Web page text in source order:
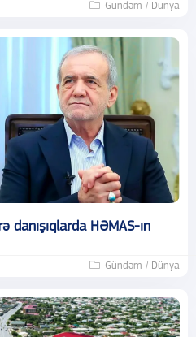
Gündəm / Dünya
danışıqlarda HƏMAS-ın
Gündəm / Dünya